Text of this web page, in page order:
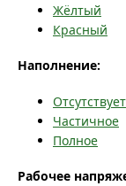
Жёлтый
Красный
Наполнение:
Отсутствует
Частичное
Полное
Рабочее